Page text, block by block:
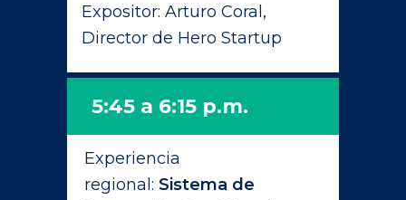
Expositor: Arturo Coral,
Director de Hero Startup
5:45 a 6:15 p.m.
Experiencia
regional: Sistema de